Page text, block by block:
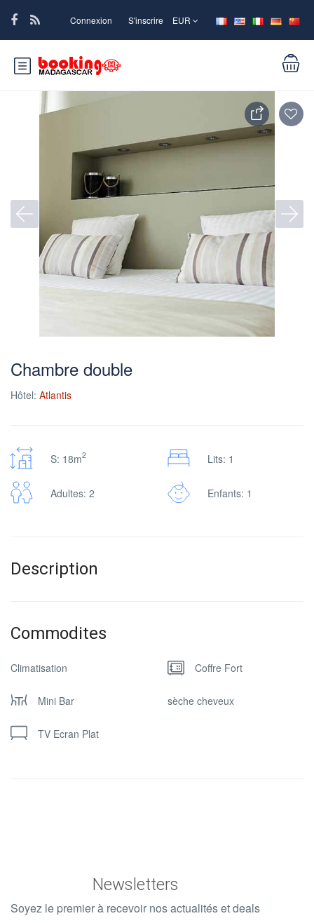
Connexion S'inscrire EUR
Chambre double
Hôtel: Atlantis
S: 18m2 Lits: 1
Adultes: 2 Enfants: 1
Description
Commodites
Climatisation Coffre Fort
Mini Bar sèche cheveux
TV Ecran Plat
Newsletters
Soyez le premier à recevoir nos actualités et deals